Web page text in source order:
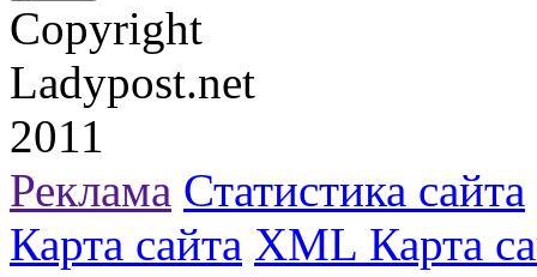
Copyright
Ladypost.net
2011
Реклама Статистика сайта
Карта сайта XML Карта